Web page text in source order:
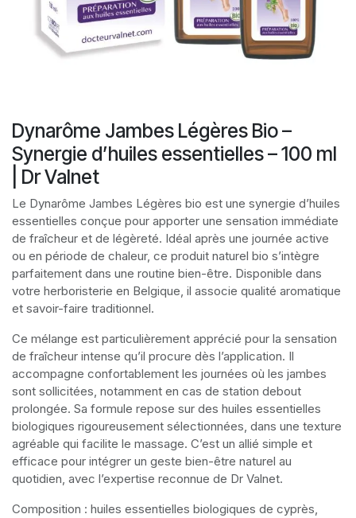
Dynarôme Jambes Légères Bio –
Synergie d’huiles essentielles – 100 ml
| Dr Valnet
Le Dynarôme Jambes Légères bio est une synergie d’huiles
essentielles conçue pour apporter une sensation immédiate
de fraîcheur et de légèreté. Idéal après une journée active
ou en période de chaleur, ce produit naturel bio s’intègre
parfaitement dans une routine bien-être. Disponible dans
votre herboristerie en Belgique, il associe qualité aromatique
et savoir-faire traditionnel.
Ce mélange est particulièrement apprécié pour la sensation
de fraîcheur intense qu’il procure dès l’application. Il
accompagne confortablement les journées où les jambes
sont sollicitées, notamment en cas de station debout
prolongée. Sa formule repose sur des huiles essentielles
biologiques rigoureusement sélectionnées, dans une texture
agréable qui facilite le massage. C’est un allié simple et
efficace pour intégrer un geste bien-être naturel au
quotidien, avec l’expertise reconnue de Dr Valnet.
Composition : huiles essentielles biologiques de cyprès,